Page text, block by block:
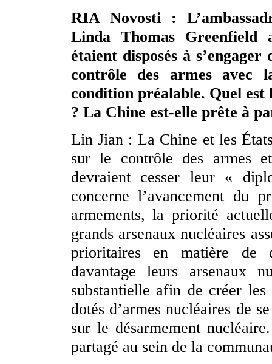
RIA Novosti :
Linda Thomas Greenfield
étaient disposés à
contrôle des armes avec
condition préalable. Quel
? La Chine est-elle prête à
Lin Jian : La Chine et les
sur le contrôle des armes
devraient cesser leur «
concerne l’avancement du
armements, la priorité
grands arsenaux nucléaires
prioritaires en matière de
davantage leurs arsenaux
substantielle afin de créer
dotés d’armes nucléaires de
sur le désarmement
partagé au sein de la